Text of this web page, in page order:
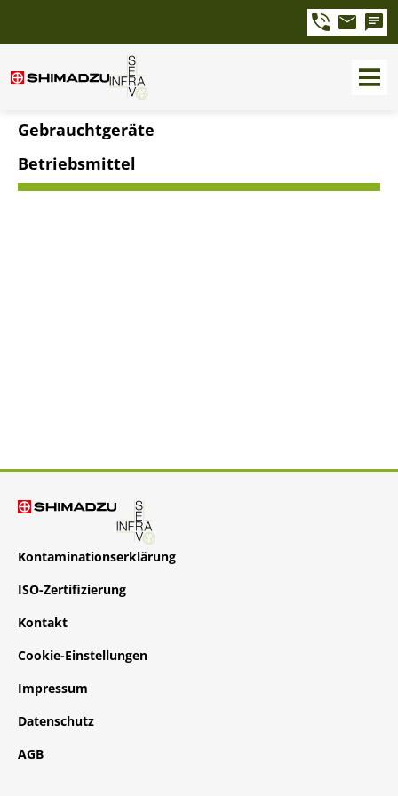
Gebrauchtgeräte
Betriebsmittel
Kontaminationserklärung
ISO-Zertifizierung
Kontakt
Cookie-Einstellungen
Impressum
Datenschutz
AGB